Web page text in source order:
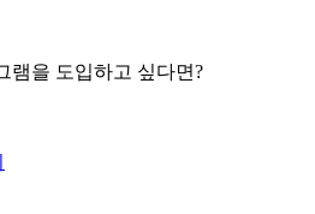
램을 도입하고 싶다면?